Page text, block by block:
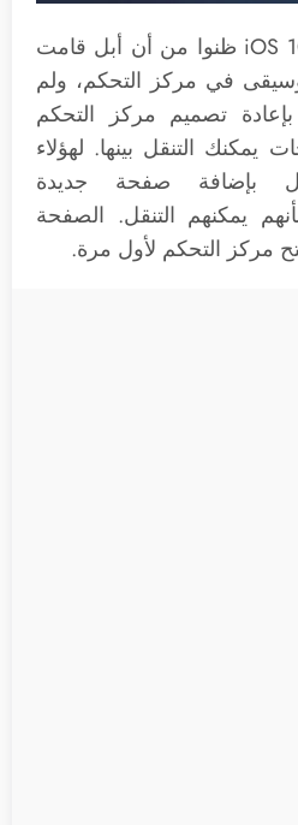
الكثير من مستخدمي iOS 10 ظنوا من أن أبل قامت
في مركز التحكم، ولم
تصميم مركز التحكم
التنقل بينها. لهؤلاء
بإضافة صفحة جديدة
يمكنهم التنقل. الصفحة
مركز التحكم لأول مرة.